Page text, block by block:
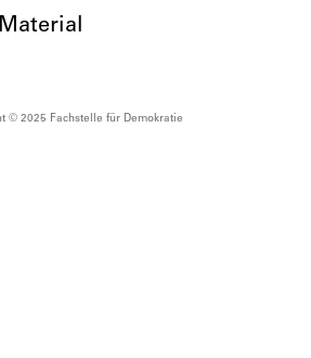
Material
© 2025 Fachstelle für Demokratie